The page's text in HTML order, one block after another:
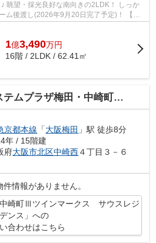
眺望・採光良好な南向きの2LDK！ しっか
ム後渡し(2026年9月20日完了予定)！ 【内
絡くだ...
1億3,490万円
16階 / 2LDK / 62.41㎡
ラザ梅田・中崎町Ⅲツインマークス サウスレジデンス
京都本線 「大阪梅田 」駅 徒歩8分
年 / 15階建
府大阪市北区中崎西４丁目３－６
情報がありません。
中崎町Ⅲツインマークス サウスレジ
デンス」への
合わせはこちら